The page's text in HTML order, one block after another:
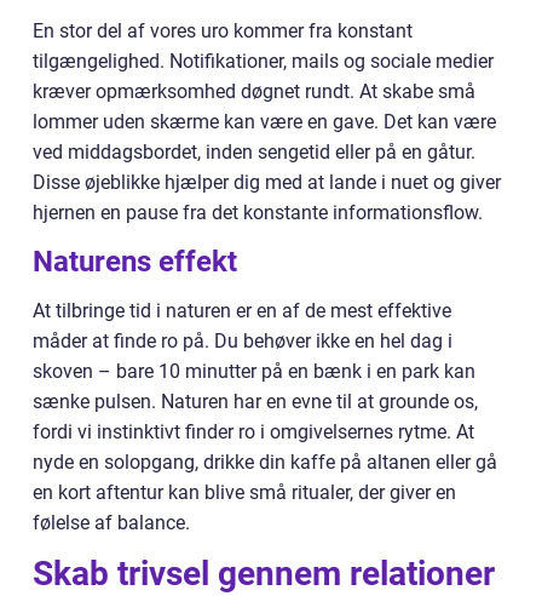
En stor del af vores uro kommer fra konstant
tilgængelighed. Notifikationer, mails og sociale medier
kræver opmærksomhed døgnet rundt. At skabe små
lommer uden skærme kan være en gave. Det kan være
ved middagsbordet, inden sengetid eller på en gåtur.
Disse øjeblikke hjælper dig med at lande i nuet og giver
hjernen en pause fra det konstante informationsflow.
Naturens effekt
At tilbringe tid i naturen er en af de mest effektive
måder at finde ro på. Du behøver ikke en hel dag i
skoven – bare 10 minutter på en bænk i en park kan
sænke pulsen. Naturen har en evne til at grounde os,
fordi vi instinktivt finder ro i omgivelsernes rytme. At
nyde en solopgang, drikke din kaffe på altanen eller gå
en kort aftentur kan blive små ritualer, der giver en
følelse af balance.
Skab trivsel gennem relationer